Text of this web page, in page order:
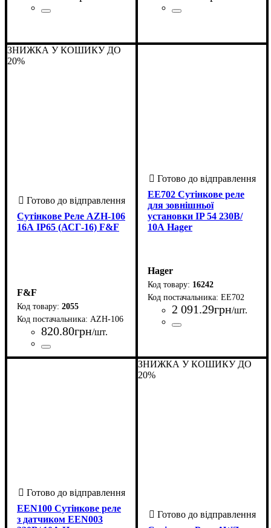
ЗНИЖКА У КОШИКУ ДО
20%
Сутінкове Реле AZH-106
16А IP65 (АСГ-16) F&F
F&F
2055
AZH-106
820.80грн/шт.
EE702 Сутінкове реле
для зовнішньої
установки IP 54 230В/
10А Hager
Hager
16242
EE702
2 091.29грн/шт.
EEN100 Сутінкове реле
з датчиком EEN003
ЗНИЖКА У КОШИКУ ДО
20%